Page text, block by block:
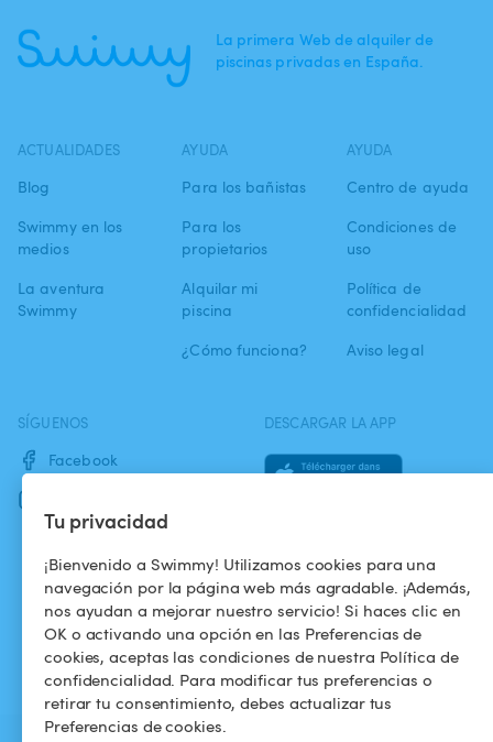
Tu privacidad
¡Bienvenido a Swimmy! Utilizamos cookies para una
navegación por la página web más agradable. ¡Además,
nos ayudan a mejorar nuestro servicio! Si haces clic en
OK o activando una opción en las Preferencias de
cookies, aceptas las condiciones de nuestra Política de
confidencialidad. Para modificar tus preferencias o
retirar tu consentimiento, debes actualizar tus
Preferencias de cookies.
La primera Web de alquiler de
piscinas privadas en España.
ACTUALIDADES
Blog
Swimmy en los
medios
La aventura
Swimmy
AYUDA
Para los bañistas
Para los
propietarios
Alquilar mi
piscina
¿Cómo funciona?
AYUDA
Centro de ayuda
Condiciones de
uso
Política de
confidencialidad
Aviso legal
SÍGUENOS
Facebook
DESCARGAR LA APP